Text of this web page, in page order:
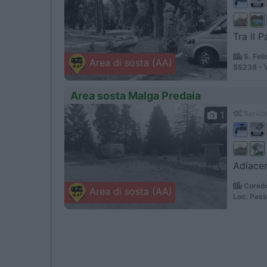
Area di sosta (AA)
Tra il
S.
SS238 -
Area sosta Malga Predaia
Area di sosta (AA)
1
Loc.